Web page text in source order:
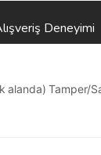
Deneyimi
alanda) Tamper/